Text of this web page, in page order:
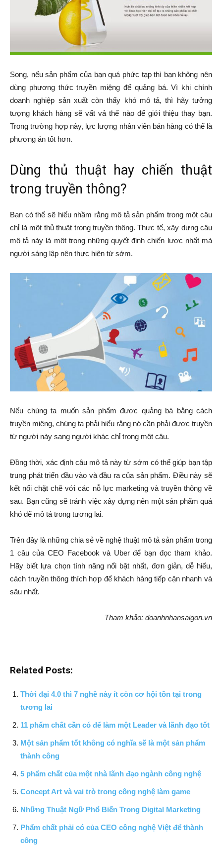
Song, nếu sản phẩm của bạn quá phức tạp thì bạn không nên
dùng phương thức truyền miệng để quảng bá. Vì khi chính
doanh nghiệp sản xuất còn thấy khó mô tả, thì hãy tưởng
tượng khách hàng sẽ vất vả thế nào để giới thiệu thay bạn.
Trong trường hợp này, lực lượng nhân viên bán hàng có thể là
phương án tốt hơn.
Dùng thủ thuật hay chiến thuật
trong truyền thông?
Bạn có thể sẽ hiểu nhầm rằng mô tả sản phẩm trong một câu
chỉ là một thủ thuật trong truyền thông. Thực tế, xây dựng câu
mô tả này là một trong những quyết định chiến lược nhất mà
người sáng lập nên thực hiện từ sớm.
Nếu chúng ta muốn sản phẩm được quảng bá bằng cách
truyền miệng, chúng ta phải hiểu rằng nó cần phải được truyền
từ người này sang người khác chỉ trong một câu.
Đồng thời, xác định câu mô tả này từ sớm có thể giúp bạn tập
trung phát triển đầu vào và đầu ra của sản phẩm. Điều này sẽ
kết nối chặt chẽ với các nỗ lực marketing và truyền thông về
sau. Bạn cũng sẽ tránh việc xây dựng nên một sản phẩm quá
khó để mô tả trong tương lai.
Trên đây là những chia sẻ về nghệ thuật mô tả sản phẩm trong
1 câu của CEO Facebook và Uber để bạn đọc tham khảo.
Hãy biết lựa chọn tính năng nổi bật nhất, đơn giản, dễ hiểu,
cách truyền thông thích hợp để khách hàng tiếp cận nhanh và
sâu nhất.
Tham khảo: doanhnhansaigon.vn
Related Posts:
Thời đại 4.0 thì 7 nghề này ít còn cơ hội tồn tại trong
tương lai
11 phẩm chất cần có để làm một Leader và lãnh đạo tốt
Một sản phẩm tốt không có nghĩa sẽ là một sản phẩm
thành công
5 phẩm chất của một nhà lãnh đạo ngành công nghệ
Concept Art và vai trò trong công nghệ làm game
Những Thuật Ngữ Phổ Biến Trong Digital Marketing
Phẩm chất phải có của CEO công nghệ Việt để thành
công